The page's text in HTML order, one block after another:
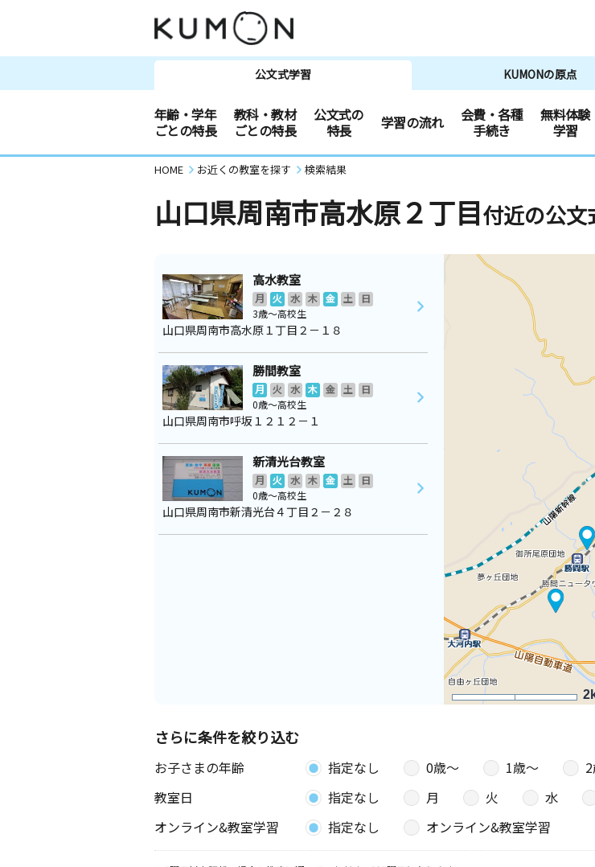
公文式学習 KUMONの原点
年齢・学年
ごとの特長
教科・教材
ごとの特長
公文式の
特長
学習の流れ
会費・各種
手続き
無料体験
学習
HOME お近くの教室を探す 検索結果
山口県周南市高水原２丁目付近の公文
高水教室
月 火 水 木 金 土
日
3歳～高校生
山口県周南市高水原１丁目２－１８
勝間教室
月 火 水 木 金 土
日
0歳～高校生
山口県周南市呼坂１２１２－１
新清光台教室
月 火 水 木 金 土
日
0歳～高校生
山口県周南市新清光台４丁目２－２８
さらに条件を絞り込む
お子さまの年齢 指定なし 0歳〜 1歳〜
教室日
指定なし 月 火 水
オンライン&教室学習
指定なし オンライン&教室学習